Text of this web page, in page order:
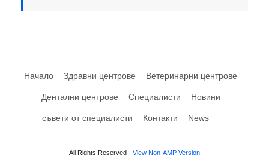
Начало Здравни центрове Ветеринарни центрове
Дентални центрове Специалисти Новини
съвети от специалисти Контакти News
All Rights Reserved View Non-AMP Version